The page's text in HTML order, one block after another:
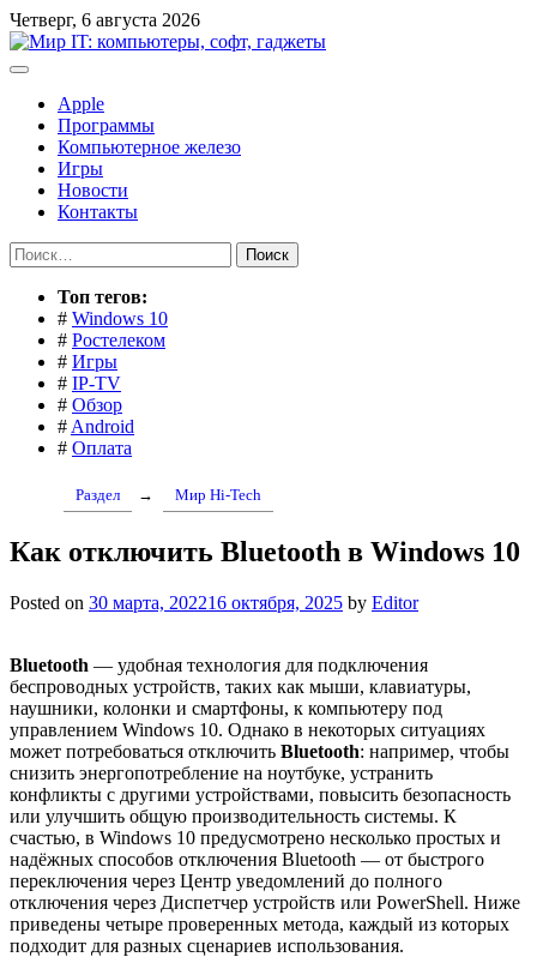
Перейти
к
содержимому
Четверг, 6 августа 2026
Apple
Программы
Компьютерное железо
Игры
Новости
Контакты
Найти:
Toп тегов:
# Windows 10
# Ростелеком
# Игры
# IP-TV
# Обзор
# Android
# Оплата
Раздел → Мир Hi-Tech
Как отключить Bluetooth в Windows 10
Posted on 30 марта, 202216 октября, 2025 by Editor
Bluetooth — удобная технология для подключения
беспроводных устройств, таких как мыши, клавиатуры,
наушники, колонки и смартфоны, к компьютеру под
управлением Windows 10. Однако в некоторых ситуациях
может потребоваться отключить Bluetooth: например, чтобы
снизить энергопотребление на ноутбуке, устранить
конфликты с другими устройствами, повысить безопасность
или улучшить общую производительность системы. К
счастью, в Windows 10 предусмотрено несколько простых и
надёжных способов отключения Bluetooth — от быстрого
переключения через Центр уведомлений до полного
отключения через Диспетчер устройств или PowerShell. Ниже
приведены четыре проверенных метода, каждый из которых
подходит для разных сценариев использования.